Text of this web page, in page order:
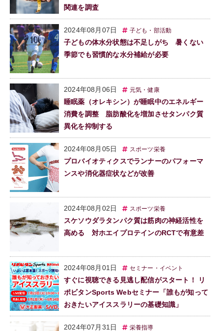
関連を調査
2024年08月07日 子ども・部活動
子どもの体水分状態は不足しがち 暑くない
季節でも習慣的な水分補給が必要
2024年08月06日 元気・健康
睡眠薬（オレキシン）が睡眠中のエネルギー
消費を調整 脂肪酸化を増加させタンパク質
異化を抑制する
2024年08月05日 スポーツ栄養
プロバイオティクスでランナーのパフォーマ
ンスや消化器症状などが改善
2024年08月02日 スポーツ栄養
スケソウダラタンパク質は筋肉の神経活性を
高める 対ホエイプロテインのRCTで有意差
2024年08月01日 セミナー・イベント
すぐに視聴できる見逃し配信がスタート！ リ
ポビタンSports Webセミナー「誰もが知って
おきたいアイススラリーの基礎知識」
2024年07月31日 栄養指導